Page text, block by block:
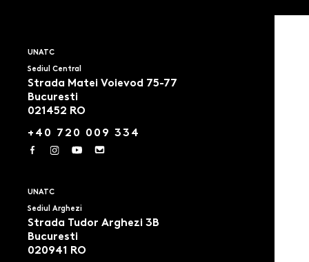
UNATC
Sediul Central
Strada Matei Voievod 75-77
Bucuresti
021452 RO
+40 720 009 334
UNATC
Sediul Arghezi
Strada Tudor Arghezi 3B
Bucuresti
020941 RO